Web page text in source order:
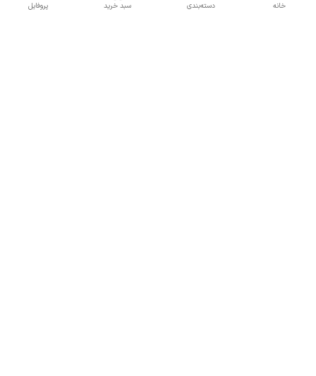
پروفایل سبد خرید دسته‌بندی خانه